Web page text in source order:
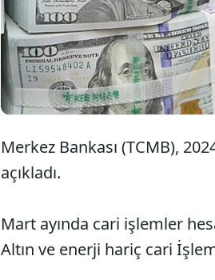
Merkez Bankası (TCMB),
açıkladı.
Mart ayında cari işlemler
Altın ve enerji hariç cari